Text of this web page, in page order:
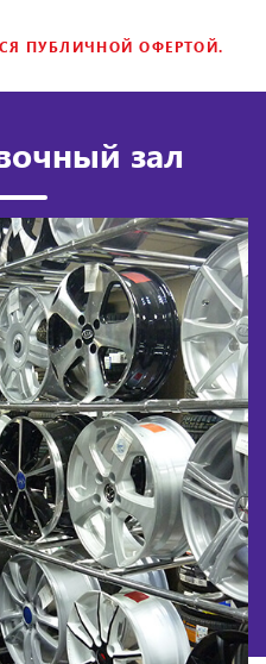
ПУБЛИЧНОЙ ОФЕРТОЙ.
зал